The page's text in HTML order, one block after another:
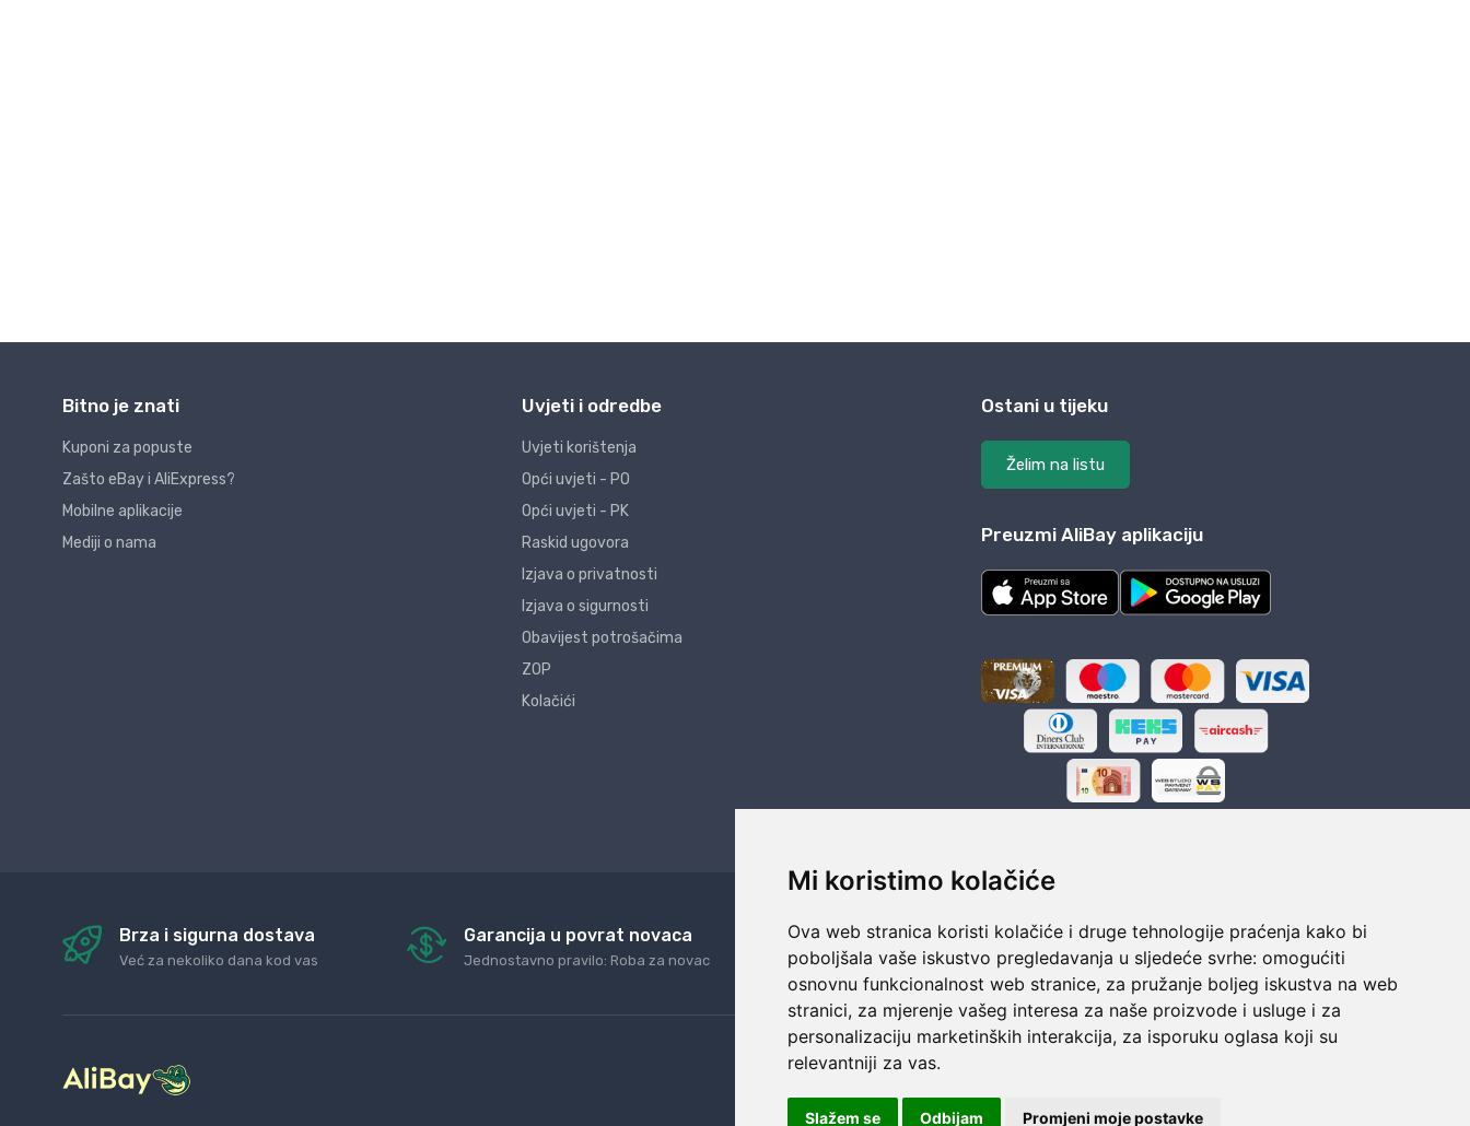
Mi koristimo kolačiće
Ova web stranica koristi kolačiće i druge tehnologije praćenja kako bi
poboljšala vaše iskustvo pregledavanja u sljedeće svrhe: omogućiti
osnovnu funkcionalnost web stranice, za pružanje boljeg iskustva na web
stranici, za mjerenje vašeg interesa za naše proizvode i usluge i za
personalizaciju marketinških interakcija, za isporuku oglasa koji su
relevantniji za vas.
Slažem se Odbijam Promjeni moje postavke
Bitno je znati
Kuponi za popuste
Zašto eBay i AliExpress?
Mobilne aplikacije
Mediji o nama
Uvjeti i odredbe
Uvjeti korištenja
Opći uvjeti - PO
Opći uvjeti - PK
Raskid ugovora
Izjava o privatnosti
Izjava o sigurnosti
Obavijest potrošačima
ZOP
Kolačići
Ostani u tijeku
Želim na listu
Preuzmi AliBay aplikaciju
Brza i sigurna dostava
Već za nekoliko dana kod vas
Garancija u povrat novaca
Jednostavno pravilo: Roba za novac
24/7 odlična podrška
Naši agenti uvijek na raspolaganju
Sigurno obročno plaćanje
Do 24 rata bez kamata